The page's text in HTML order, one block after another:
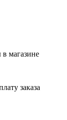
магазине
заказа